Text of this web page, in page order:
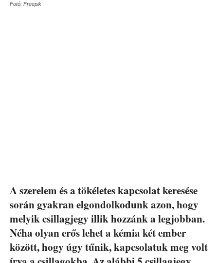
Fotó: Freepik
A szerelem és a tökéletes kapcsolat keresése
során gyakran elgondolkodunk azon, hogy
melyik csillagjegy illik hozzánk a legjobban.
Néha olyan erős lehet a kémia két ember
között, hogy úgy tűnik, kapcsolatuk meg volt